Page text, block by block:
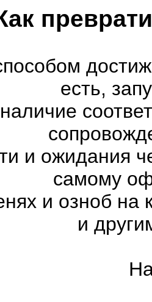
есть,
и ожидания
самому
и озноб на
и